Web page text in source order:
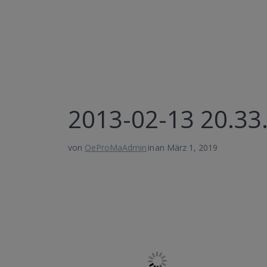
2013-02-13
von OeProMaAdmin inan März 1, 2019